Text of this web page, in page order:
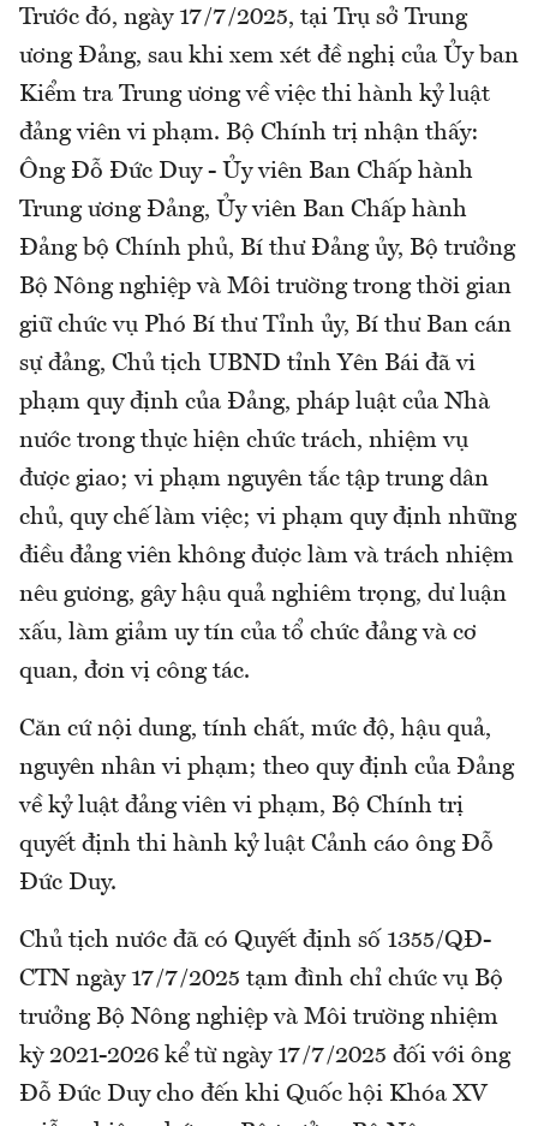
Trước đó, ngày 17/7/2025, tại Trụ sở Trung
ương Đảng, sau khi xem xét đề nghị của Ủy ban
Kiểm tra Trung ương về việc thi hành kỷ luật
đảng viên vi phạm. Bộ Chính trị nhận thấy:
Ông Đỗ Đức Duy - Ủy viên Ban Chấp hành
Trung ương Đảng, Ủy viên Ban Chấp hành
Đảng bộ Chính phủ, Bí thư Đảng ủy, Bộ trưởng
Bộ Nông nghiệp và Môi trường trong thời gian
giữ chức vụ Phó Bí thư Tỉnh ủy, Bí thư Ban cán
sự đảng, Chủ tịch UBND tỉnh Yên Bái đã vi
phạm quy định của Đảng, pháp luật của Nhà
nước trong thực hiện chức trách, nhiệm vụ
được giao; vi phạm nguyên tắc tập trung dân
chủ, quy chế làm việc; vi phạm quy định những
điều đảng viên không được làm và trách nhiệm
nêu gương, gây hậu quả nghiêm trọng, dư luận
xấu, làm giảm uy tín của tổ chức đảng và cơ
quan, đơn vị công tác.
Căn cứ nội dung, tính chất, mức độ, hậu quả,
nguyên nhân vi phạm; theo quy định của Đảng
về kỷ luật đảng viên vi phạm, Bộ Chính trị
quyết định thi hành kỷ luật Cảnh cáo ông Đỗ
Đức Duy.
Chủ tịch nước đã có Quyết định số 1355/QĐ-
CTN ngày 17/7/2025 tạm đình chỉ chức vụ Bộ
trưởng Bộ Nông nghiệp và Môi trường nhiệm
kỳ 2021-2026 kể từ ngày 17/7/2025 đối với ông
Đỗ Đức Duy cho đến khi Quốc hội Khóa XV